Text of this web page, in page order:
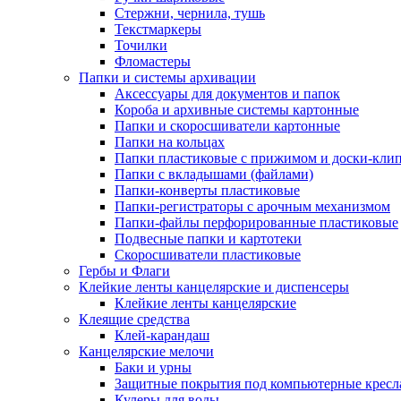
Стержни, чернила, тушь
Текстмаркеры
Точилки
Фломастеры
Папки и системы архивации
Аксессуары для документов и папок
Короба и архивные системы картонные
Папки и скоросшиватели картонные
Папки на кольцах
Папки пластиковые с прижимом и доски-
Папки с вкладышами (файлами)
Папки-конверты пластиковые
Папки-регистраторы с арочным механизмом
Папки-файлы перфорированные пластиковые
Подвесные папки и картотеки
Скоросшиватели пластиковые
Гербы и Флаги
Клейкие ленты канцелярские и диспенсеры
Клейкие ленты канцелярские
Клеящие средства
Клей-карандаш
Канцелярские мелочи
Баки и урны
Защитные покрытия под компьютерные